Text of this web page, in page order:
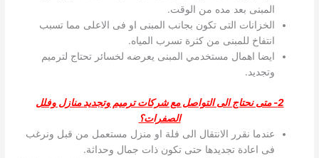
المبنى بعد مده من الوقت.
الخزانات التى تكون بجانب المبنى او فى الاعلى مما تسبب
انتفاخ للمبنى من كثرة تسرب المياه.
ايضا اهمال مستخدمي المبنى يعرضه لخسائر تحتاج لترميم
وتجديد.
2- متى نحتاج الى التواصل مع شركات ترميم وتجديد منازل وفلل
الصفرات؟
عندما نقرر الانتقال الى فلة او منزل مستعمل من قبل ونرغب
فى اعادة تجديدها حتى تكون ذات جمال وحداثة.